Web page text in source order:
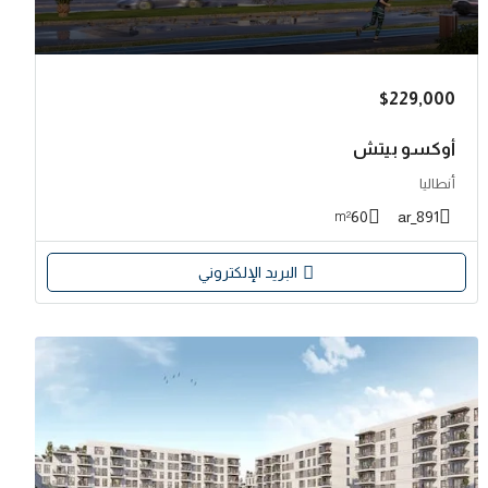
$229,000
أوكسو بيتش
أنطاليا
891_ar
60
m²
البريد الإلكتروني